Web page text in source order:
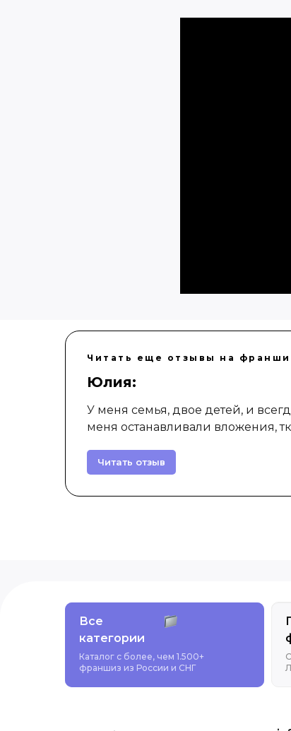
Читать еще отзывы на
Юлия:
У меня семья, двое детей, и
меня останавливали вложения, тк
Читать отзыв
Все
категории
Каталог с более, чем 1.500+
франшиз из России и СНГ